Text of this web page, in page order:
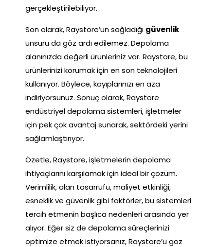
gerçekleştirilebiliyor.
Son olarak, Raystore’un sağladığı güvenlik
unsuru da göz ardı edilemez. Depolama
alanınızda değerli ürünleriniz var. Raystore, bu
ürünlerinizi korumak için en son teknolojileri
kullanıyor. Böylece, kayıplarınızı en aza
indiriyorsunuz. Sonuç olarak, Raystore
endüstriyel depolama sistemleri, işletmeler
için pek çok avantaj sunarak, sektördeki yerini
sağlamlaştırıyor.
Özetle, Raystore, işletmelerin depolama
ihtiyaçlarını karşılamak için ideal bir çözüm.
Verimlilik, alan tasarrufu, maliyet etkinliği,
esneklik ve güvenlik gibi faktörler, bu sistemleri
tercih etmenin başlıca nedenleri arasında yer
alıyor. Eğer siz de depolama süreçlerinizi
optimize etmek istiyorsanız, Raystore’u göz